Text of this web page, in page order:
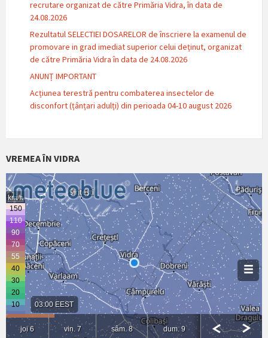
recrutare organizat de către Primăria Vidra, în data de
24.08.2026
Rezultatul SELECTIEI DOSARELOR de înscriere la examenul de
promovare in grad imediat superior celui deținut, organizat
de către Primăria Vidra în data de 24.08.2026
ANUNȚ IMPORTANT
Acțiunea terestră pentru combaterea insectelor de
disconfort (țânțari adulți) din perioada 04-10 august 2026
VREMEA ÎN VIDRA